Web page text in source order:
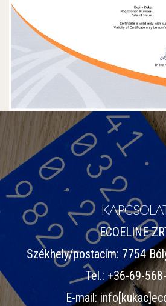
ECOELINE
Székhely/postacím: 7754
Tel.: +36-69-
E-mail: